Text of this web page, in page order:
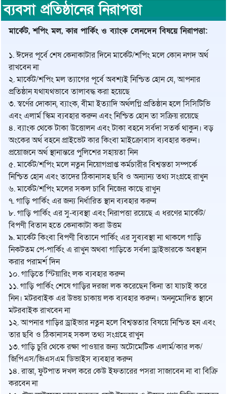
ব্যবসা প্রতিষ্ঠানের নিরাপত্তা
মার্কেট, শপিং মল, কার পার্কিং ও ব্যাংক লেনদেন বিষয়ে নিরাপত্তা:
১. ঈদের পূর্বে শেষ কেনাকাটার দিনে মার্কেট/শপিং মলে কোন নগদ অর্থ
রাখবেন না
২. মার্কেট/শপিং মল ত্যাগের পূর্বে অবশ্যই নিশ্চিত হোন যে, আপনার
প্রতিষ্ঠান যথাযথভাবে তালাবদ্ধ করা হয়েছে
৩. স্বর্ণের দোকান, ব্যাংক, বীমা ইত্যাদি অর্থলগ্নি প্রতিষ্ঠান হলে সিসিটিভি
এবং এলার্ম স্কিম ব্যবহার করুন এবং নিশ্চিত হোন তা সক্রিয় রয়েছে
৪. ব্যাংক থেকে টাকা উত্তোলন এবং টাকা বহনে সর্বদা সতর্ক থাকুন। বড়
অংকের অর্থ বহনে প্রাইভেট কার কিংবা মাইক্রোবাস ব্যবহার করুন।
প্রয়োজনে অর্থ স্থানান্তরে পুলিশের সহায়তা নিন
৫. মার্কেট/শপিং মলে নতুন নিয়োগপ্রাপ্ত কর্মচারীর বিশ্বস্ততা সম্পর্কে
নিশ্চিত হোন এবং তাদের ঠিকানাসহ ছবি ও অন্যান্য তথ্য সংগ্রহে রাখুন
৬. মার্কেট/শপিং মলের সকল চাবি নিজের কাছে রাখুন
৭. গাড়ি পার্কিং এর জন্য নির্ধারিত স্থান ব্যবহার করুন
৮. গাড়ি পার্কিং এর সু-ব্যবস্থা এবং নিরাপত্তা রয়েছে এ ধরণের মার্কেট/
বিপণী বিতান হতে কেনাকাটা করা উত্তম
৯. মার্কেট কিংবা বিপণী বিতানে পার্কিং এর সুব্যবস্থা না থাকলে গাড়ি
নিকটতম পে-পার্কিং এ রাখুন অথবা গাড়িতে সর্বদা ড্রাইভারকে অবস্থান
করার পরামর্শ দিন
১০. গাড়িতে স্টিয়ারিং লক ব্যবহার করুন
১১. গাড়ি পার্কিং শেষে গাড়ির দরজা লক করেছেন কিনা তা যাচাই করে
নিন। মটরবাইক এর উভয় চাকায় লক ব্যবহার করুন। অননুমোদিত স্থানে
মটরবাইক রাখবেন না
১২. আপনার গাড়ির ড্রাইভার নতুন হলে বিশ্বস্ততার বিষয়ে নিশ্চিত হন এবং
তার ছবি ও ঠিকানাসহ সকল তথ্য সংগ্রহে রাখুন
১৩. গাড়ি চুরি থেকে রক্ষা পাওয়ার জন্য অটোমেটিক এলার্ম/কার লক/
জিপিএস/জিএসএম ডিভাইস ব্যবহার করুন
১৪. রাস্তা, ফুটপাত দখল করে কেউ ইফতারের পসরা সাজাবেন না বা বিক্রি
করবেন না